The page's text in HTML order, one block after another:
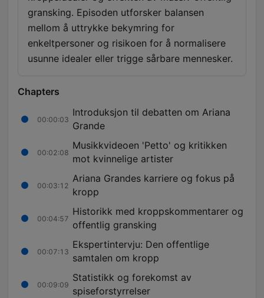
gransking. Episoden utforsker balansen
mellom å uttrykke bekymring for
enkeltpersoner og risikoen for å normalisere
usunne idealer eller trigge sårbare mennesker.
Chapters
00:00:03
Introduksjon til debatten om Ariana
Grande
00:02:08
Musikkvideoen 'Petto' og kritikken
mot kvinnelige artister
00:03:12
Ariana Grandes karriere og fokus på
kropp
00:04:57
Historikk med kroppskommentarer og
offentlig gransking
00:07:13
Ekspertintervju: Den offentlige
samtalen om kropp
00:09:09
Statistikk og forekomst av
spiseforstyrrelser